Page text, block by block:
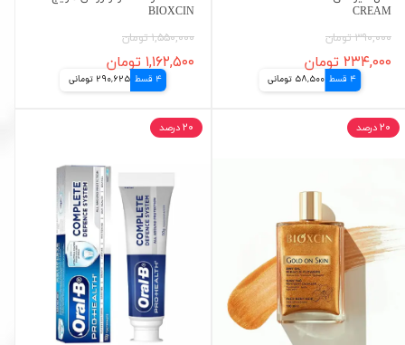
CREAM
۳۹۰,۰۰۰ تومان
۲۳۴,۰۰۰ تومان
4 قسط 58,500 تومانی
BIOXCIN
۱,۵۵۰,۰۰۰ تومان
۱,۱۶۲,۵۰۰ تومان
4 قسط 290,625 تومانی
۲۰ درصد ۲۰ درصد